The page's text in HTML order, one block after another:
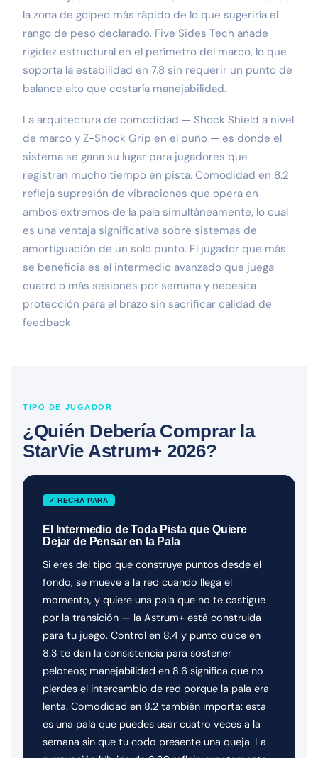
la zona de golpeo más rápido de lo que sugeriría el
rango de peso declarado. Five Sides Tech añade
rigidez estructural en el perímetro del marco, lo que
soporta la estabilidad en 7.8 sin requerir un punto de
balance alto que costaría manejabilidad.
La arquitectura de comodidad — Shock Shield a nivel
de marco y Z-Shock Grip en el puño — es donde el
sistema se gana su lugar para jugadores que
registran mucho tiempo en pista. Comodidad en 8.2
refleja supresión de vibraciones que opera en
ambos extremos de la pala simultáneamente, lo cual
es una ventaja significativa sobre sistemas de
amortiguación de un solo punto. El jugador que más
se beneficia es el intermedio avanzado que juega
cuatro o más sesiones por semana y necesita
protección para el brazo sin sacrificar calidad de
feedback.
TIPO DE JUGADOR
¿Quién Debería Comprar la
StarVie Astrum+ 2026?
✓ HECHA PARA
El Intermedio de Toda Pista que Quiere
Dejar de Pensar en la Pala
Si eres del tipo que construye puntos desde el
fondo, se mueve a la red cuando llega el
momento, y quiere una pala que no te castigue
por la transición — la Astrum+ está construida
para tu juego. Control en 8.4 y punto dulce en
8.3 te dan la consistencia para sostener
peloteos; manejabilidad en 8.6 significa que no
pierdes el intercambio de red porque la pala era
lenta. Comodidad en 8.2 también importa: esta
es una pala que puedes usar cuatro veces a la
semana sin que tu codo presente una queja. La